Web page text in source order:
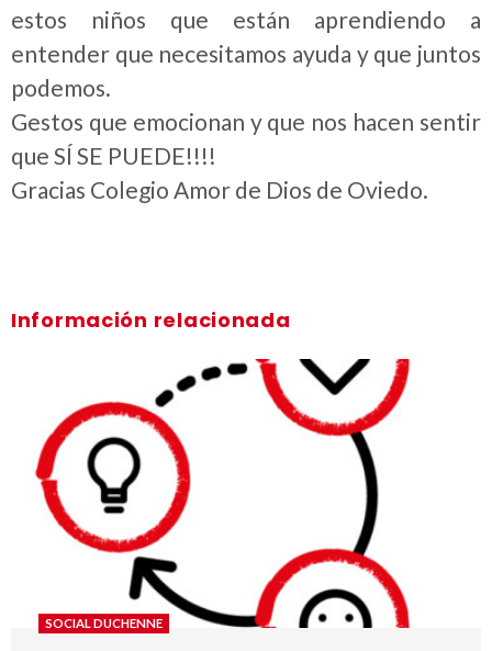
estos niños que están aprendiendo a
entender que necesitamos ayuda y que juntos
podemos.
Gestos que emocionan y que nos hacen sentir
que SÍ SE PUEDE!!!!
Gracias Colegio Amor de Dios de Oviedo.
Información relacionada
SOCIAL DUCHENNE